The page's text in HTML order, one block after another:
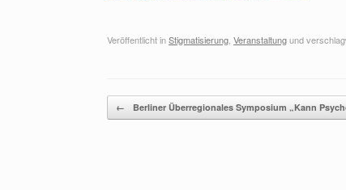
Veröffentlicht inStigmatisierung Veranstaltungund
Beitragsnavigation
← Berliner Überregionales Symposium „Kann